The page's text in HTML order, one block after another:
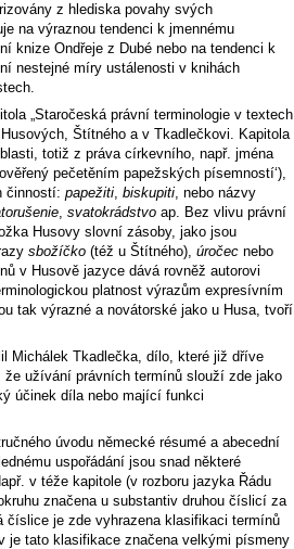
z hlediska povahy svých
na výraznou tendenci k jmennému
Ondřeje z Dubé nebo na tendenci k
nestejné míry ustálenosti v knihách
„Staročeská právní terminologie v textech
Štítného a v Tkadlečkovi. Kapitola
totiž z práva církevního, např. jména
pečetěním papežských písemností‘),
činností: papežiti, biskupiti, nebo názvy
, svatokrádstvo ap. Bez vlivu právní
Husovy slovní zásoby, jako jsou
sbožíčko (též u Štítného), úročec nebo
v Husově jazyce dává rovněž autorovi
platnost výrazům expresívním
tak výrazné a novátorské jako u Husa, tvoří
Michálek Tkadlečka, dílo, které již dříve
že užívání právních termínů slouží zde jako
účinek díla nebo mající funkci
úvodu německé résumé a abecední
uspořádání jsou snad některé
v téže kapitole (v rozboru jazyka Řádu
značena u substantiv druhou číslicí za
je zde vyhrazena klasifikaci termínů
je tato klasifikace značena velkými písmeny